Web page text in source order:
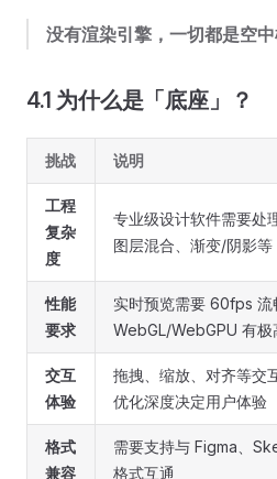
没有渲染引擎，一切都是空中
4.1 为什么是「底座」？
挑战 说明
工程
复杂
度
专业级设计软件需要处
图层混合、渐变/阴影
性能
要求
实时预览需要 60fps 流
WebGL/WebGPU 有极
交互
体验
拖拽、缩放、对齐等交
优化深度决定用户体验
格式
兼容
需要支持与 Figma、
格式互通